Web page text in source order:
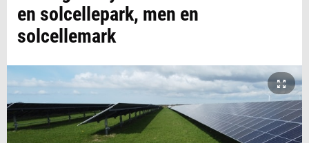
en solcellepark, men en
solcellemark